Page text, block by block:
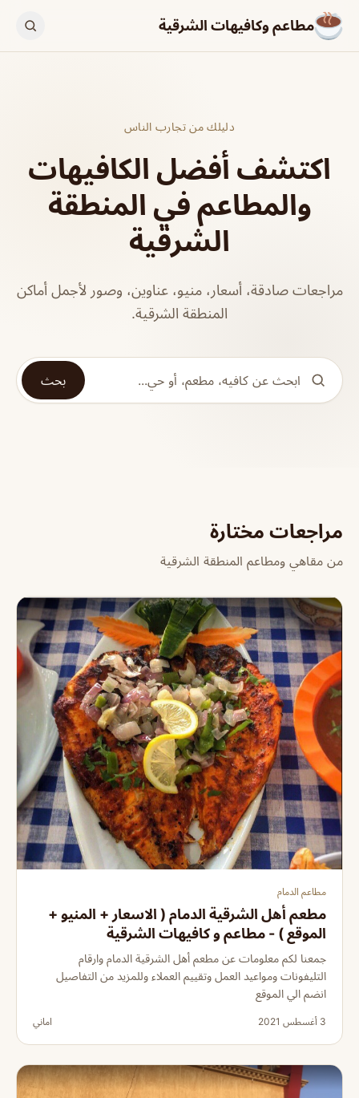
مطاعم وكافيهات الشرقية
دليلك من تجارب الناس
اكتشف أفضل الكافيهات
والمطاعم في المنطقة
الشرقية
مراجعات صادقة، أسعار، منيو، عناوين، وصور لأجمل أماكن
المنطقة الشرقية.
بحث
مراجعات مختارة
من مقاهي ومطاعم المنطقة الشرقية
مطاعم الدمام
مطعم أهل الشرقية الدمام ( الاسعار + المنيو +
الموقع ) - مطاعم و كافيهات الشرقية
جمعنا لكم معلومات عن مطعم أهل الشرقية الدمام وارقام
التليفونات ومواعيد العمل وتقييم العملاء وللمزيد من التفاصيل
انضم الي الموقع
3 أغسطس 2021 اماني